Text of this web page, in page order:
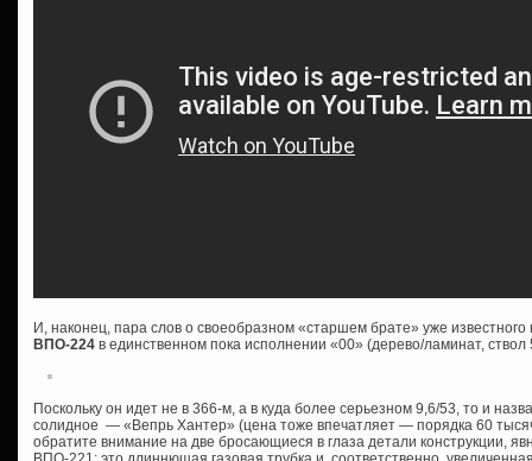
И, наконец, пара слов о своеобразном «старшем брате» уже
ВПО-224 в единственном пока исполнении «00» (дерево/ламинат,
Поскольку он идет не в 366-м, а в куда более серьезном 9,6/53, то и
солидное — «Вепрь Хантер» (цена тоже впечатляет — порядка 60
обратите внимание на две бросающиеся в глаза детали конструкции,